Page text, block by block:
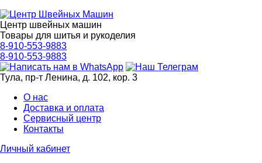
Центр швейных машин
Товары для шитья и рукоделия
8-910-553-9883
8-910-553-9883
Тула, пр-т Ленина, д. 102, кор. 3
О нас
Доставка и оплата
Сервисный центр
Контакты
Личный кабинет